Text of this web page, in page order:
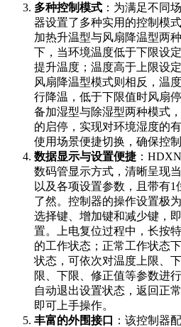
多种控制模式 ：为满足不同
器设置了多种实用的控制模
加热升温型与风扇降温型两
下，当环境温度低于下限设
提升温度；温度高于上限设
风扇降温型模式则相反，温
行降温，低于下限值时风扇
备加湿型与除湿型两种模式
的启停，实现对环境湿度的
使用场景便捷切换，确保控
数据显示与设置便捷 ：
数码管显示方式，清晰呈现
以及各项设置参数，且带有1
了然。控制器的操作设置极
选择键、增加键和减少键，
置。上电复位过程中，长按
的工作状态；正常工作状态
状态，可依次对温度上限、
限、下限、修正值等参数进
自动退出设置状态，返回正
即可上手操作。
丰富的外围接口
：该控制器